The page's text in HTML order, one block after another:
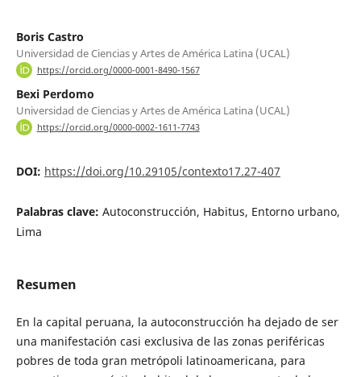
Boris Castro
Universidad de Ciencias y Artes de América Latina (UCAL)
https://orcid.org/0000-0001-8490-1567
Bexi Perdomo
Universidad de Ciencias y Artes de América Latina (UCAL)
https://orcid.org/0000-0002-1611-7743
DOI: https://doi.org/10.29105/contexto17.27-407
Palabras clave: Autoconstrucción, Habitus, Entorno urbano,
Lima
Resumen
En la capital peruana, la autoconstrucción ha dejado de ser
una manifestación casi exclusiva de las zonas periféricas
pobres de toda gran metrópoli latinoamericana, para